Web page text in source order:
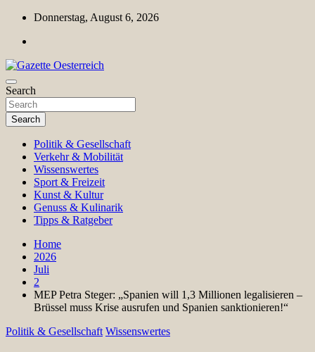
Skip
content
Donnerstag, August 6, 2026
Gazette Oesterreich
Magazin für Freizeit, Politik, Kultur & Wissenschaft
Search
Search
Politik & Gesellschaft
Verkehr & Mobilität
Wissenswertes
Sport & Freizeit
Kunst & Kultur
Genuss & Kulinarik
Tipps & Ratgeber
Home
2026
Juli
2
MEP Petra Steger: „Spanien will 1,3 Millionen legalisieren –
Brüssel muss Krise ausrufen und Spanien sanktionieren!“
Politik & Gesellschaft Wissenswertes